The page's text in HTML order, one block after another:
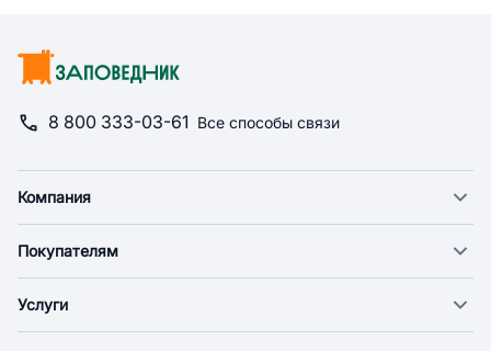
8 800 333-03-61 Все способы связи
Компания
Новости
Поставщикам
Покупателям
Экспресс доставка
Услуги